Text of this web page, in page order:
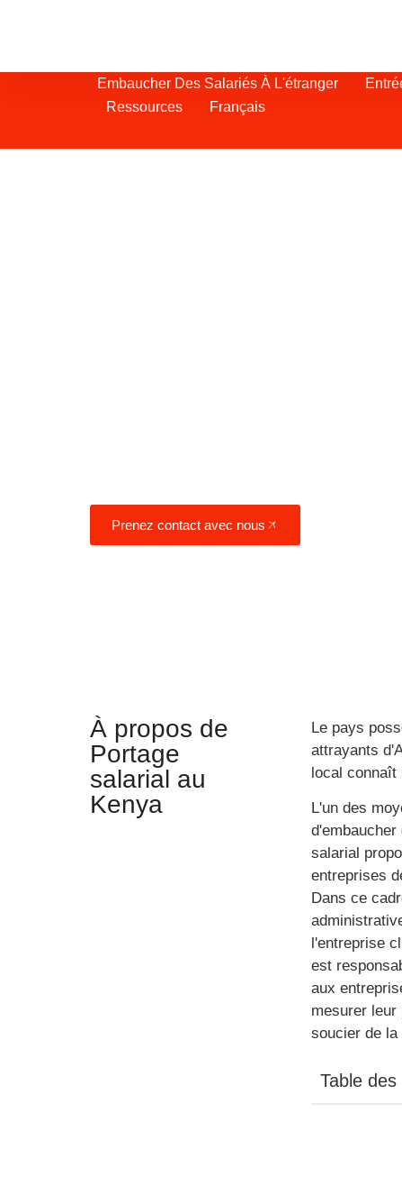
Embaucher Des Salariés À L'étranger
Ressources
Français
Prenez contact avec nous
À propos de
Portage
salarial au
Kenya
Le pays
attrayants
local connaît
L'un des
salarial
entreprises
Dans ce
l'entreprise
est
aux
mesurer
soucier de
Table